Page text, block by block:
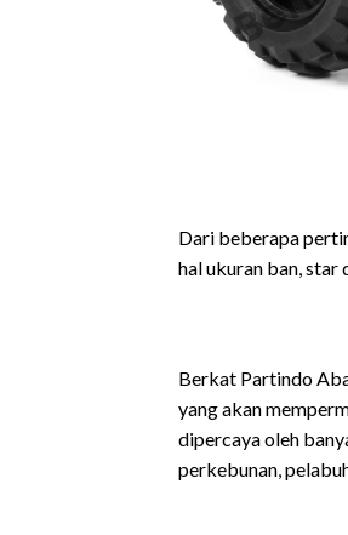
Dari beberapa
hal ukuran ban, star
Berkat Partindo
yang akan
dipercaya oleh
perkebunan,